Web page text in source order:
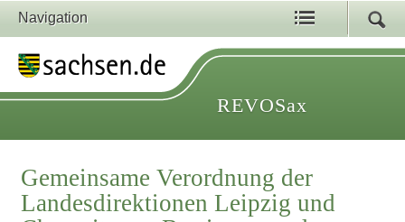
Navigation
REVOSax
Gemeinsame Verordnung der
Landesdirektionen Leipzig und